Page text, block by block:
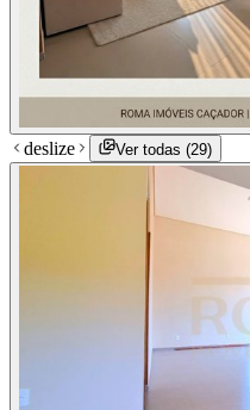
deslize Ver todas (29)